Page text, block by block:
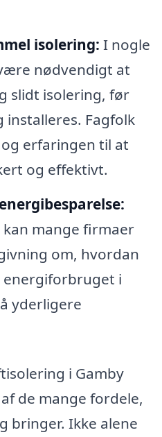
isolering: I nogle
nødvendigt at
slidt isolering, før
installeres. Fagfolk
erfaringen til at
og effektivt.
mange firmaer
om, hvordan
i
yderligere
i Gamby
de mange fordele,
bringer. Ikke alene